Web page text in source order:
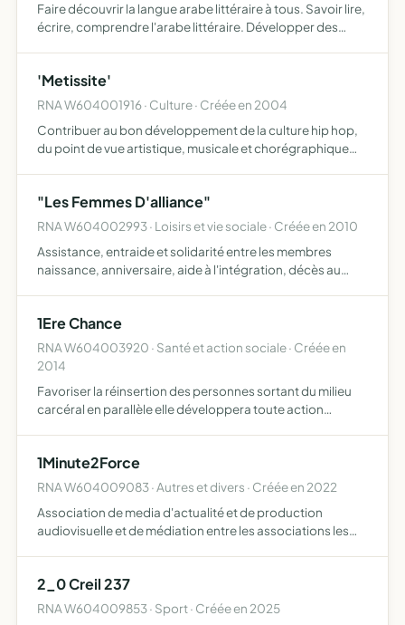
Faire découvrir la langue arabe littéraire à tous. Savoir lire,
écrire, comprendre l'arabe littéraire. Développer des
'Metissite'
RNA W604001916 · Culture · Créée en 2004
Contribuer au bon développement de la culture hip hop,
du point de vue artistique, musicale et chorégraphique
"Les Femmes D'alliance"
RNA W604002993 · Loisirs et vie sociale · Créée en 2010
Assistance, entraide et solidarité entre les membres
naissance, anniversaire, aide à l'intégration, décès au
div…
1Ere Chance
RNA W604003920 · Santé et action sociale · Créée en
2014
Favoriser la réinsertion des personnes sortant du milieu
carcéral en parallèle elle développera toute action
1Minute2Force
RNA W604009083 · Autres et divers · Créée en 2022
Association de media d'actualité et de production
audiovisuelle et de médiation entre les associations les
2_0 Creil 237
RNA W604009853 · Sport · Créée en 2025